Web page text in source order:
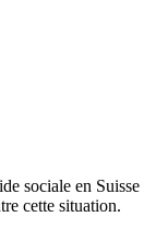
sociale en
cette situation.